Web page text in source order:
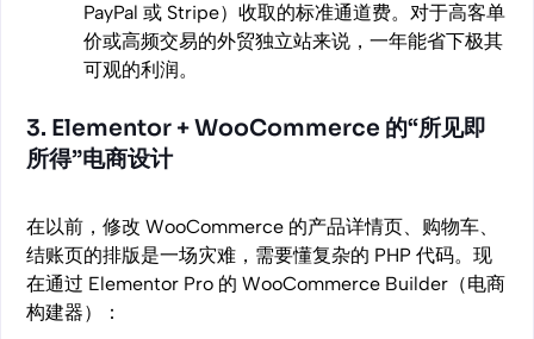
PayPal 或 Stripe）收取的标准通道费。对于高客单
价或高频交易的外贸独立站来说，一年能省下极其
可观的利润。
3. Elementor + WooCommerce 的“所见即
所得”电商设计
在以前，修改 WooCommerce 的产品详情页、购物车、
结账页的排版是一场灾难，需要懂复杂的 PHP 代码。现
在通过 Elementor Pro 的 WooCommerce Builder（电商
构建器）：